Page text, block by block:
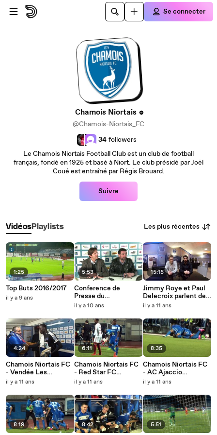
Passer au contenu principal
Se connecter
Chamois Niortais
@Chamois-Niortais_FC
34 followers
Le Chamois Niortais Football Club est un club de football
français, fondé en 1925 et basé à Niort. Le club présidé par Joël
Coué est entraîné par Régis Brouard.
Suivre
VidéosPlaylists Les plus récentes
1:25
Top Buts 2016/2017
il y a 9 ans
4:24
Chamois Niortais FC
- Vendée Les
Herbiers Football
Coulisses et ITW
il y a 11 ans
8:19
5:53
Conference de
Presse du
29/02/2016
il y a 10 ans
6:11
Chamois Niortais FC
- Red Star FC
(27/11/2015)
il y a 11 ans
8:42
15:15
Jimmy Roye et Paul
Delecroix parlent de
sport (11/02/2016)
il y a 11 ans
8:35
Chamois Niortais FC
- AC Ajaccio
(30/10/2015)
il y a 11 ans
5:51